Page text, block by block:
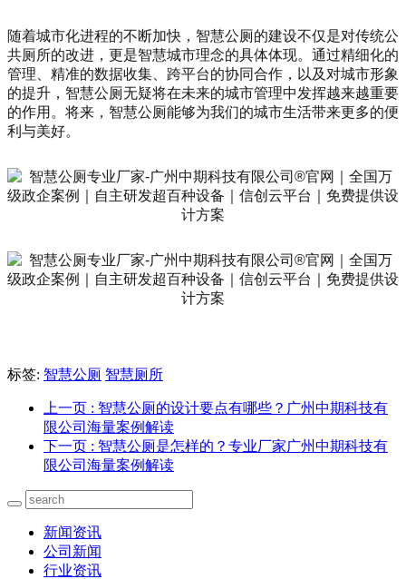
随着城市化进程的不断加快，智慧公厕的建设不仅是对传统公
共厕所的改进，更是智慧城市理念的具体体现。通过精细化的
管理、精准的数据收集、跨平台的协同合作，以及对城市形象
的提升，智慧公厕无疑将在未来的城市管理中发挥越来越重要
的作用。将来，智慧公厕能够为我们的城市生活带来更多的便
利与美好。
标签: 智慧公厕 智慧厕所
上一页 : 智慧公厕的设计要点有哪些？广州中期科技有
限公司海量案例解读
下一页 : 智慧公厕是怎样的？专业厂家广州中期科技有
限公司海量案例解读
新闻资讯
公司新闻
行业资讯